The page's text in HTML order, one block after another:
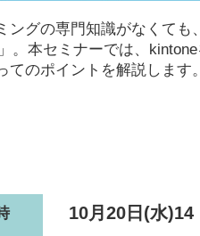
ングの専門知識がなくて
」。本セミナーでは、
てのポイントを解説します。
10月20日(水)14